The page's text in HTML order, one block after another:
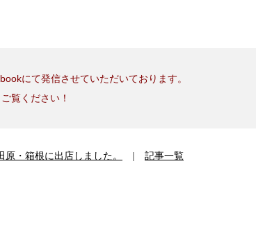
にて発信させていただいております。
ご覧ください！
・箱根に出店しました。 | 記事一覧